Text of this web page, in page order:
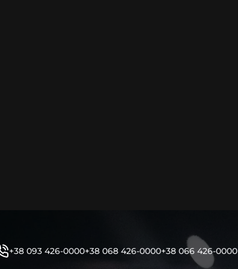
+38 093 426-0000+38 068 426-0000+38 066 426-0000